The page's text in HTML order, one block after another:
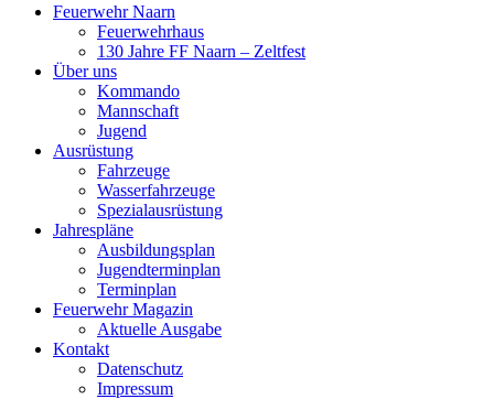
Feuerwehr Naarn
Feuerwehrhaus
130 Jahre FF Naarn – Zeltfest
Über uns
Kommando
Mannschaft
Jugend
Ausrüstung
Fahrzeuge
Wasserfahrzeuge
Spezialausrüstung
Jahrespläne
Ausbildungsplan
Jugendterminplan
Terminplan
Feuerwehr Magazin
Aktuelle Ausgabe
Kontakt
Datenschutz
Impressum